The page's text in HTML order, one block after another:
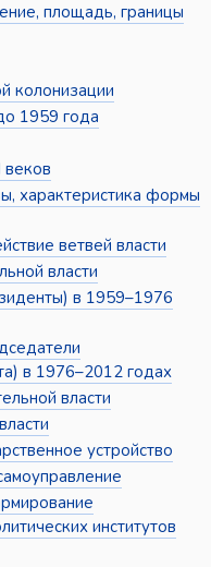
площадь, границы
колонизации
1959 года
характеристика формы
ветвей власти
власти
в 1959–1976
в 1976–2012 годах
власти
устройство
институтов